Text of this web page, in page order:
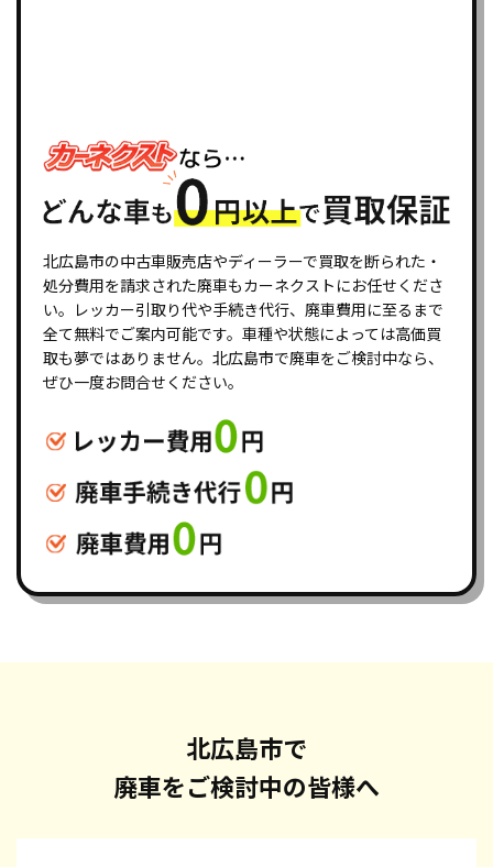
北広島市の中古車販売店やディーラーで買取を断られた・
処分費用を請求された廃車もカーネクストにお任せくださ
い。レッカー引取り代や手続き代行、廃車費用に至るまで
全て無料でご案内可能です。車種や状態によっては高価買
取も夢ではありません。北広島市で廃車をご検討中なら、
ぜひ一度お問合せください。
北広島市で
廃車をご検討中の皆様へ